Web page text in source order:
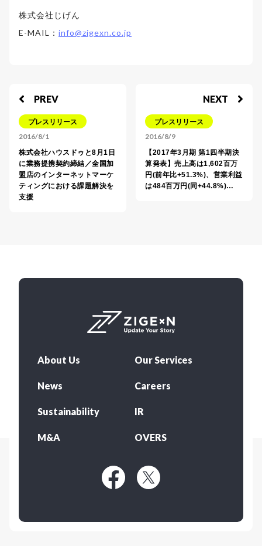
株式会社じげん
E-MAIL： info@zigexn.co.jp
PREV
プレスリリース
2016/8/1
株式会社ハウスドゥと8月1日
に業務提携契約締結／全国加
盟店のインターネットマーケ
ティングにおける課題解決を
支援
NEXT
プレスリリース
2016/8/9
【2017年3月期 第1四半期決
算発表】売上高は1,602百万
円(前年比+51.3%)、営業利益
は484百万円(同+44.8%)…
About Us Our Services
News Careers
Sustainability IR
M&A OVERS